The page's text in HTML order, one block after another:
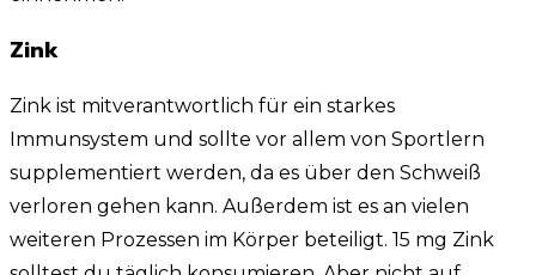
Zink
Zink ist mitverantwortlich für ein starkes
Immunsystem und sollte vor allem von Sportlern
supplementiert werden, da es über den Schweiß
verloren gehen kann. Außerdem ist es an vielen
weiteren Prozessen im Körper beteiligt. 15 mg Zink